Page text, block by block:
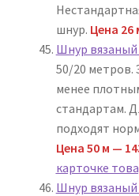
шнур. Цена 26
Шнур вязаный
50/20 метров.
менее
стандартам.
подходят
Цена 50 м —
карточке
Шнур вязаный